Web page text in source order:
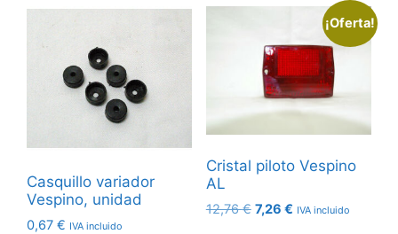
Casquillo variador
Vespino, unidad
0,67 € IVA incluido
¡Oferta!
Cristal piloto Vespino
AL
12,76€ El
7,26 €ElIVA incluido